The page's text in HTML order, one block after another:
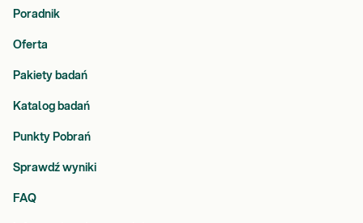
Poradnik
Oferta
Pakiety badań
Katalog badań
Punkty Pobrań
Sprawdź wyniki
FAQ